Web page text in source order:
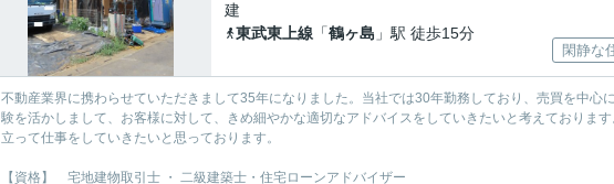
建
東武東上線 「鶴ヶ島 」駅 徒歩15分
閑静な
不動産業界に携わらせていただきまして35年になりました。当社では30年勤務しており、売買を中心
験を活かしまして、お客様に対して、きめ細やかな適切なアドバイスをしていきたいと考えておりま
立って仕事をしていきたいと思っております。
【資格】 宅地建物取引士 ・ 二級建築士・住宅ローンアドバイザー